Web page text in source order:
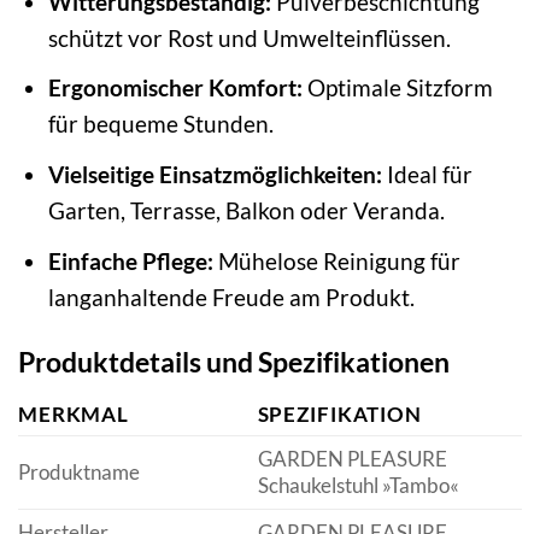
schützt vor Rost und Umwelteinflüssen.
Ergonomischer Komfort: Optimale Sitzform
für bequeme Stunden.
Vielseitige Einsatzmöglichkeiten: Ideal für
Garten, Terrasse, Balkon oder Veranda.
Einfache Pflege: Mühelose Reinigung für
langanhaltende Freude am Produkt.
Produktdetails und Spezifikationen
MERKMAL SPEZIFIKATION
Produktname
GARDEN PLEASURE
Schaukelstuhl »Tambo«